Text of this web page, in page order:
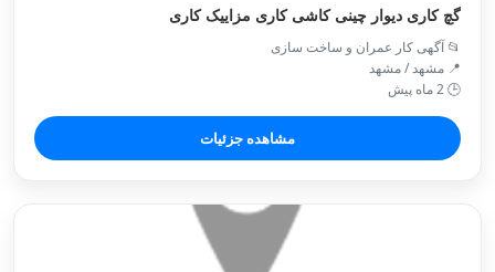
گچ کاری دیوار چینی کاشی کاری مزاییک کاری
📂 آگهی کار عمران و ساخت سازی
📍 مشهد / مشهد
🕒 2 ماه پیش
مشاهده جزئیات